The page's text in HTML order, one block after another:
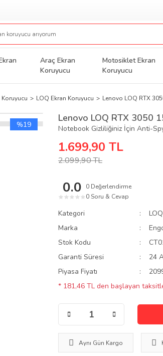
Araç Ekran
Koruyucu
Motosiklet Ekran
Koruyucu
LOQ Ekran Koruyucu Lenovo LOQ RTX
%19
Lenovo LOQ RTX 3050
Notebook Gizliliğiniz İçin Anti-
1.699,90 TL
2.099,90 TL
0.0
★ ★ ★ ★ ★
0 Değerlendirme
0 Soru & Cevap
Kategori
Marka
Stok Kodu
Garanti Süresi
24
Piyasa Fiyatı
* 181,46 TL den başlayan
Aynı Gün Kargo